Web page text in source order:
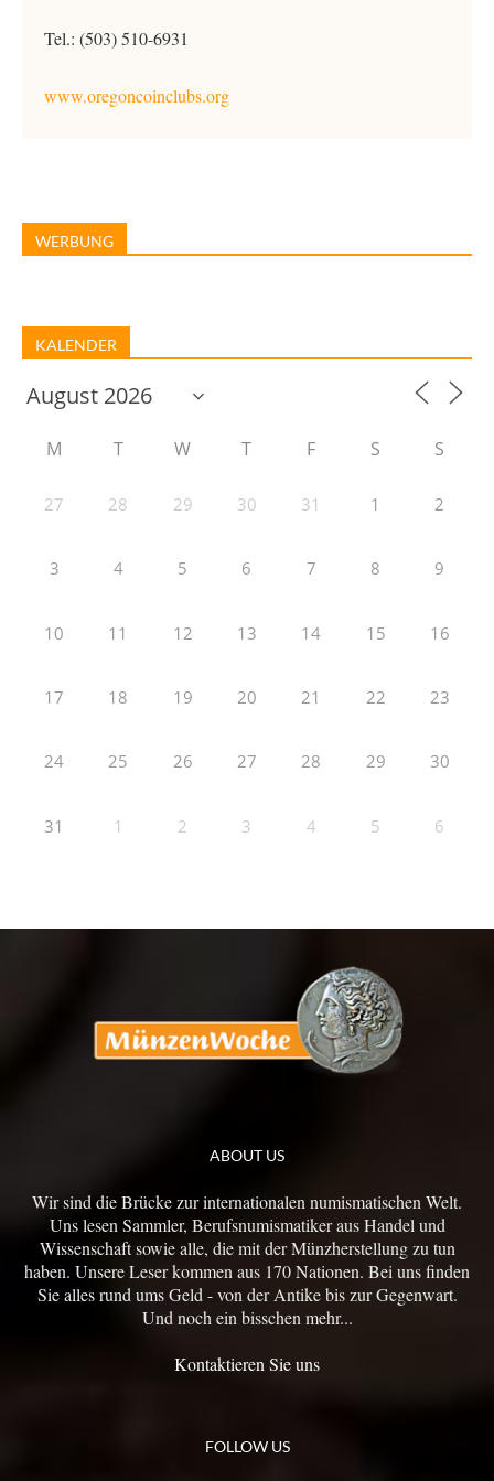
Tel.: (503) 510-6931
www.oregoncoinclubs.org
WERBUNG
KALENDER
M T W T F S S
27 28 29 30 31 1 2
3 4 5 6 7 8 9
10 11 12 13 14 15 16
17 18 19 20 21 22 23
24 25 26 27 28 29 30
31 1 2 3 4 5 6
ABOUT US
Wir sind die Brücke zur internationalen numismatischen Welt.
Uns lesen Sammler, Berufsnumismatiker aus Handel und
Wissenschaft sowie alle, die mit der Münzherstellung zu tun
haben. Unsere Leser kommen aus 170 Nationen. Bei uns finden
Sie alles rund ums Geld - von der Antike bis zur Gegenwart.
Und noch ein bisschen mehr...
Kontaktieren Sie uns
FOLLOW US